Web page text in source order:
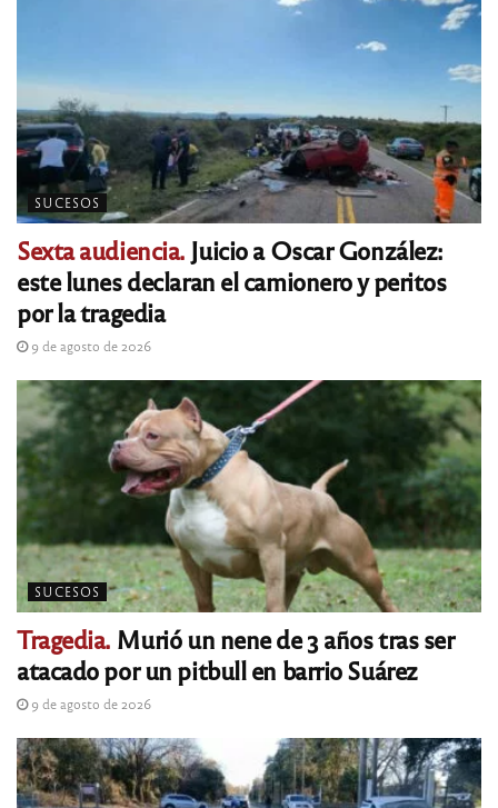
SUCESOS
Sexta audiencia.Juicio a Oscar González:
este lunes declaran el camionero y peritos
por la tragedia
9 de agosto de 2026
SUCESOS
Tragedia. Murió un nene de 3 años tras ser
atacado por un pitbull en barrio Suárez
9 de agosto de 2026